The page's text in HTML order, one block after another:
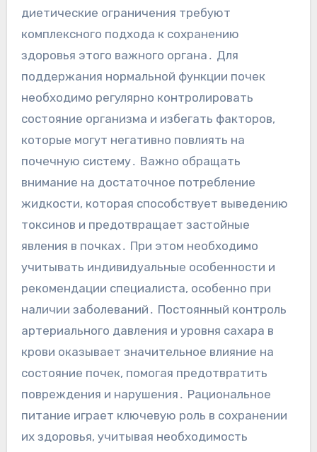
диетические ограничения требуют
комплексного подхода к сохранению
здоровья этого важного органа․ Для
поддержания нормальной функции почек
необходимо регулярно контролировать
состояние организма и избегать факторов,
которые могут негативно повлиять на
почечную систему․ Важно обращать
внимание на достаточное потребление
жидкости, которая способствует выведению
токсинов и предотвращает застойные
явления в почках․ При этом необходимо
учитывать индивидуальные особенности и
рекомендации специалиста, особенно при
наличии заболеваний․ Постоянный контроль
артериального давления и уровня сахара в
крови оказывает значительное влияние на
состояние почек, помогая предотвратить
повреждения и нарушения․ Рациональное
питание играет ключевую роль в сохранении
их здоровья, учитывая необходимость